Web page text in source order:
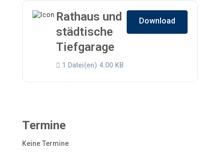
Rathaus und
städtische
Tiefgarage
1 Datei(en) 4.00 KB
Download
Termine
Keine Termine